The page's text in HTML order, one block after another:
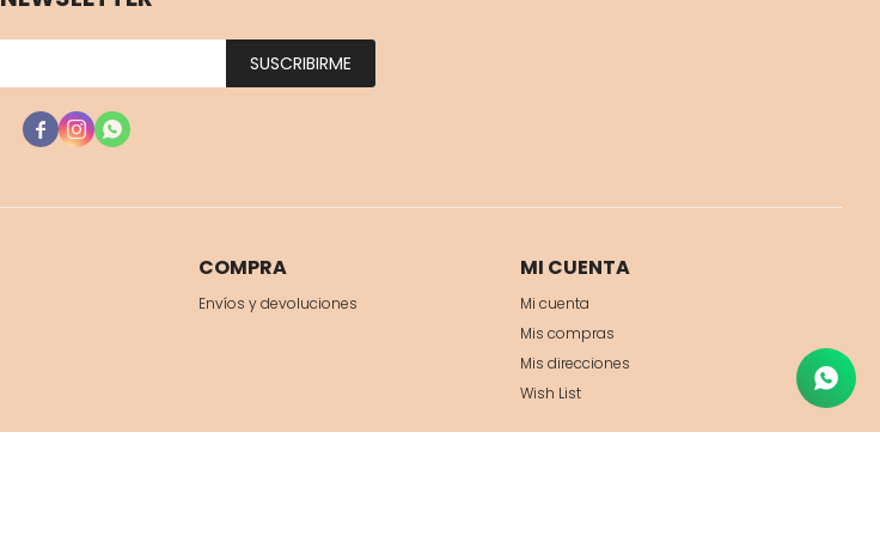
COMPRA
Envíos y devoluciones
MI CUENTA
Mi cuenta
Mis compras
Mis direcciones
Wish List
SUSCRIBIRME
  